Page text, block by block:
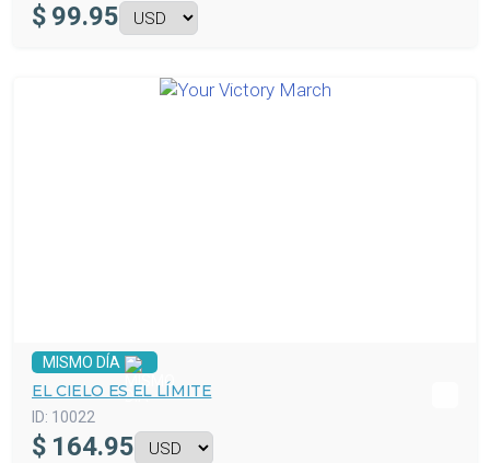
$ 99.95
MISMO DÍA
EL CIELO ES EL LÍMITE
ID: 10022
$ 164.95